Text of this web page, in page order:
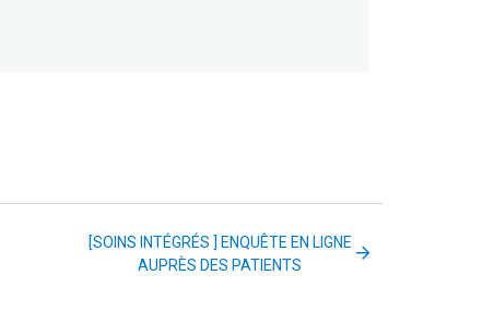
[SOINS INTÉGRÉS ] ENQUÊTE EN LIGNE
AUPRÈS DES PATIENTS